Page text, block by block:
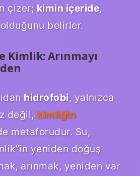
çizer; kimin içeride,
belirler.
Kimlik: Arınmayı
hidrofobi, yalnızca
değil, kimliğin
metaforudur. Su,
yeniden doğuş
arınmak, yeniden var